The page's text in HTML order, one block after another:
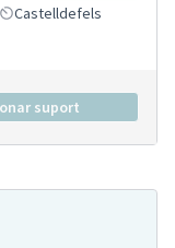
Castelldefels
suport